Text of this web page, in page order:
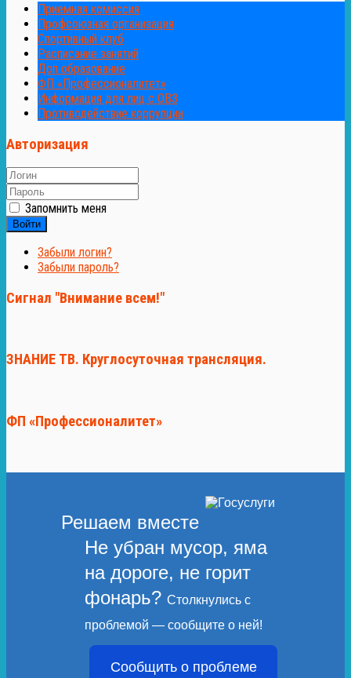
Приемная комиссия
Профсоюзная организация
Спортивный клуб
Расписание занятий
Доп образование
ФП «Профессионалитет»
Информация для лиц с ОВЗ
Противодействие коррупции
Авторизация
Запомнить меня
Войти
Забыли логин?
Забыли пароль?
Сигнал "Внимание всем!"
ЗНАНИЕ ТВ. Круглосуточная трансляция.
ФП «Профессионалитет»
Решаем вместе
Не убран мусор, яма
на дороге, не горит
фонарь? Столкнулись с
проблемой — сообщите о ней!
Сообщить о проблеме